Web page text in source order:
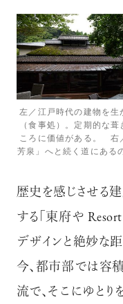
左／江戸時代の建物を生
（食事処）。定期的な
ころに価値がある。 右
芳泉」へと続く道にある
歴史を感じさせる
する「東府や
デザインと絶妙な
今、都市部では容
流で、そこにゆとり